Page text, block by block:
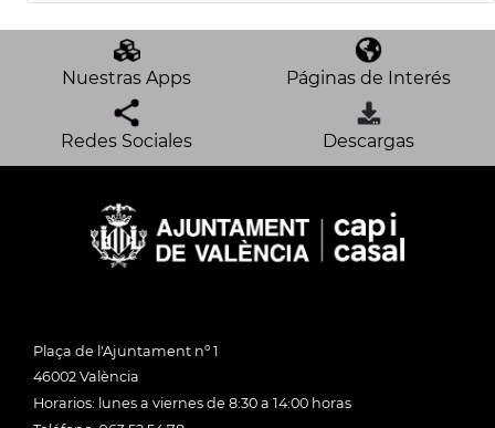
Nuestras Apps Páginas de Interés
Redes Sociales Descargas
Plaça de l'Ajuntament nº 1
46002 València
Horarios: lunes a viernes de 8:30 a 14:00 horas